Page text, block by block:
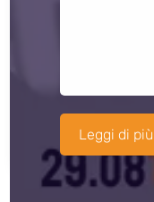
Leggi di più